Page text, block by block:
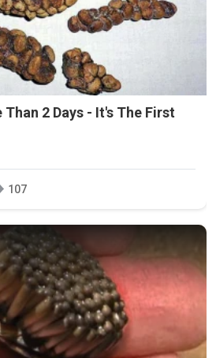
2 Days - It's The First
107